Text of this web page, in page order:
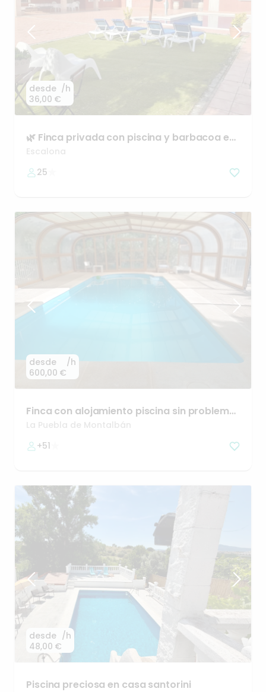
desde
36,00 €
/h
🌿 Finca privada con piscina y barbacoa en
plena naturaleza
Escalona
25
desde
600,00 €
/h
Finca con alojamiento piscina sin problema
paraponer música
La Puebla de Montalbán
+51
desde
48,00 €
/h
Piscina preciosa en casa santorini